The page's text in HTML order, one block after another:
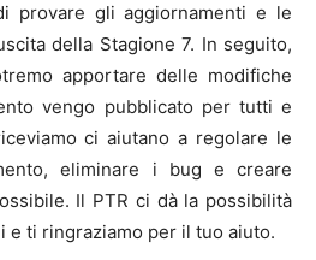
provare gli aggiornamenti e le
della Stagione 7. In seguito,
apportare delle modifiche
vengo pubblicato per tutti e
ci aiutano a regolare le
eliminare i bug e creare
Il PTR ci dà la possibilità
e ti ringraziamo per il tuo aiuto.